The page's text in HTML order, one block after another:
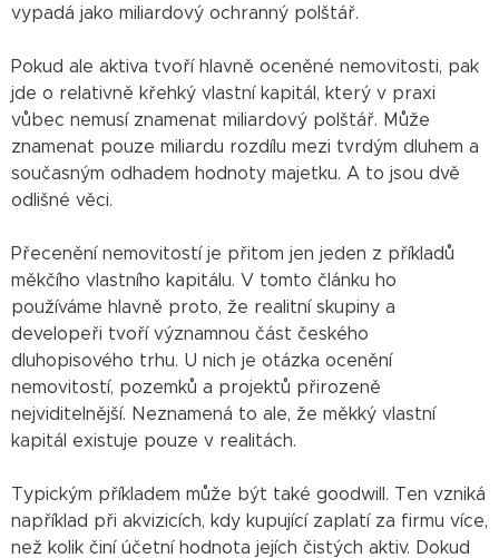
vypadá jako miliardový ochranný polštář.
Pokud ale aktiva tvoří hlavně oceněné nemovitosti, pak
jde o relativně křehký vlastní kapitál, který v praxi
vůbec nemusí znamenat miliardový polštář. Může
znamenat pouze miliardu rozdílu mezi tvrdým dluhem a
současným odhadem hodnoty majetku. A to jsou dvě
odlišné věci.
Přecenění nemovitostí je přitom jen jeden z příkladů
měkčího vlastního kapitálu. V tomto článku ho
používáme hlavně proto, že realitní skupiny a
developeři tvoří významnou část českého
dluhopisového trhu. U nich je otázka ocenění
nemovitostí, pozemků a projektů přirozeně
nejviditelnější. Neznamená to ale, že měkký vlastní
kapitál existuje pouze v realitách.
Typickým příkladem může být také goodwill. Ten vzniká
například při akvizicích, kdy kupující zaplatí za firmu více,
než kolik činí účetní hodnota jejích čistých aktiv. Dokud